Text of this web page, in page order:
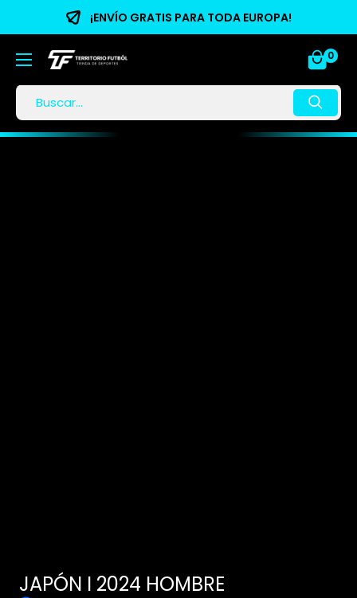
¡ENVÍO GRATIS PARA TODA EUROPA!
0
JAPÓN I 2024 HOMBRE